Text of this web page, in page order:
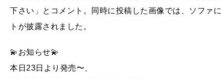
下さい」とコメント。同時に投稿した画像では、ソファ
トが披露されました。
💫お知らせ💫
本日23日より発売〜、